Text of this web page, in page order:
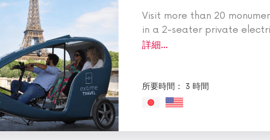
Visit more than 20
in a 2-seater private
From the Eiffel Tower to
詳細...
所要時間： 3 時間